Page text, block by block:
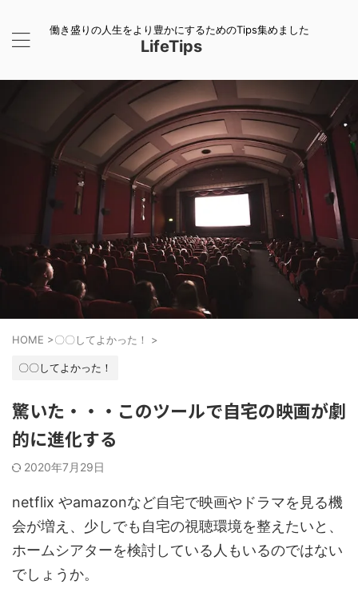
働き盛りの人生をより豊かにするためのTips集めました
LifeTips
HOME >〇〇してよかった！ >
〇〇してよかった！
驚いた・・・このツールで自宅の映画が劇
的に進化する
2020年7月29日
netflix やamazonなど自宅で映画やドラマを見る機
会が増え、少しでも自宅の視聴環境を整えたいと、
ホームシアターを検討している人もいるのではない
でしょうか。